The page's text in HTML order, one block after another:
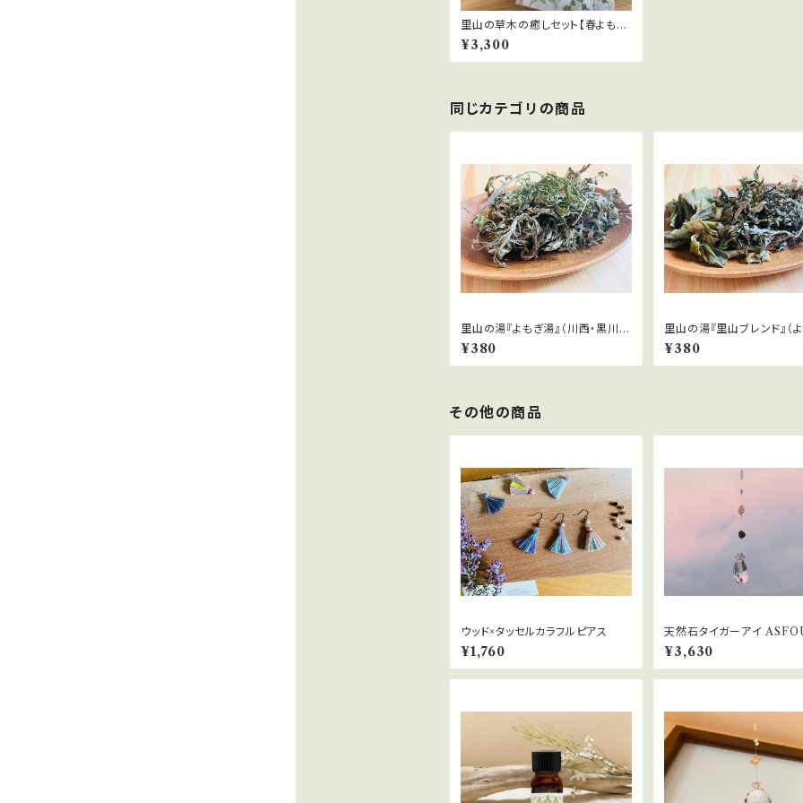
里山の草木の癒しセット【春よもぎ
と小豆のピロー/里山の湯4P】
¥3,300
同じカテゴリの商品
里山の湯『よもぎ湯』（川西・黒川産
手摘みよもぎ）
¥380
里山の湯『里山ブレンド』（
どくだみ・びわの葉）
¥380
その他の商品
ウッド×タッセルカラフルピアス
¥1,760
天然石タイガーアイ
リスタルサンキャッチャー
¥3,630